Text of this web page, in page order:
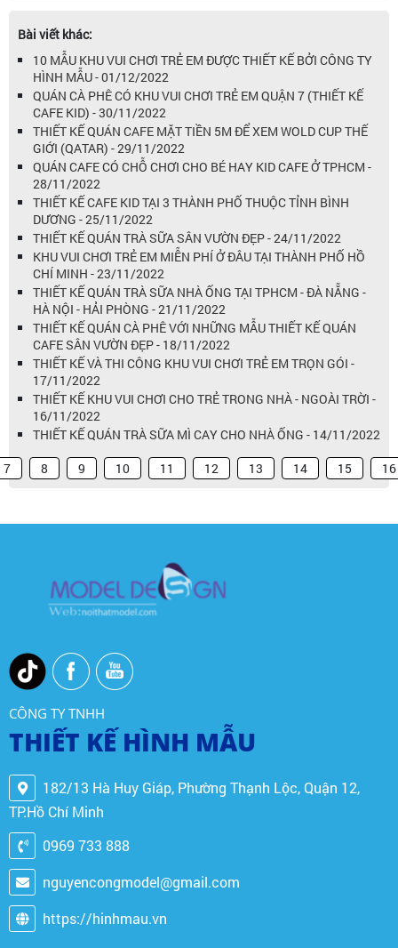
Bài viết khác:
10 MẪU KHU VUI CHƠI TRẺ EM ĐƯỢC THIẾT KẾ BỞI CÔNG TY
HÌNH MẪU - 01/12/2022
QUÁN CÀ PHÊ CÓ KHU VUI CHƠI TRẺ EM QUẬN 7 (THIẾT KẾ
CAFE KID) - 30/11/2022
THIẾT KẾ QUÁN CAFE MẶT TIỀN 5M ĐỂ XEM WOLD CUP THẾ
GIỚI (QATAR) - 29/11/2022
QUÁN CAFE CÓ CHỖ CHƠI CHO BÉ HAY KID CAFE Ở TPHCM -
28/11/2022
THIẾT KẾ CAFE KID TẠI 3 THÀNH PHỐ THUỘC TỈNH BÌNH
DƯƠNG - 25/11/2022
THIẾT KẾ QUÁN TRÀ SỮA SÂN VƯỜN ĐẸP - 24/11/2022
KHU VUI CHƠI TRẺ EM MIỄN PHÍ Ở ĐÂU TẠI THÀNH PHỐ HỒ
CHÍ MINH - 23/11/2022
THIẾT KẾ QUÁN TRÀ SỮA NHÀ ỐNG TẠI TPHCM - ĐÀ NẴNG -
HÀ NỘI - HẢI PHÒNG - 21/11/2022
THIẾT KẾ QUÁN CÀ PHÊ VỚI NHỮNG MẪU THIẾT KẾ QUÁN
CAFE SÂN VƯỜN ĐẸP - 18/11/2022
THIẾT KẾ VÀ THI CÔNG KHU VUI CHƠI TRẺ EM TRỌN GÓI -
17/11/2022
THIẾT KẾ KHU VUI CHƠI CHO TRẺ TRONG NHÀ - NGOÀI TRỜI -
16/11/2022
THIẾT KẾ QUÁN TRÀ SỮA MÌ CAY CHO NHÀ ỐNG - 14/11/2022
7 8 9 10 11 12 13 14 15 16
CÔNG TY TNHH
THIẾT KẾ HÌNH MẪU
182/13 Hà Huy Giáp, Phường Thạnh Lộc, Quận 12,
TP.Hồ Chí Minh
0969 733 888
nguyencongmodel@gmail.com
https://hinhmau.vn